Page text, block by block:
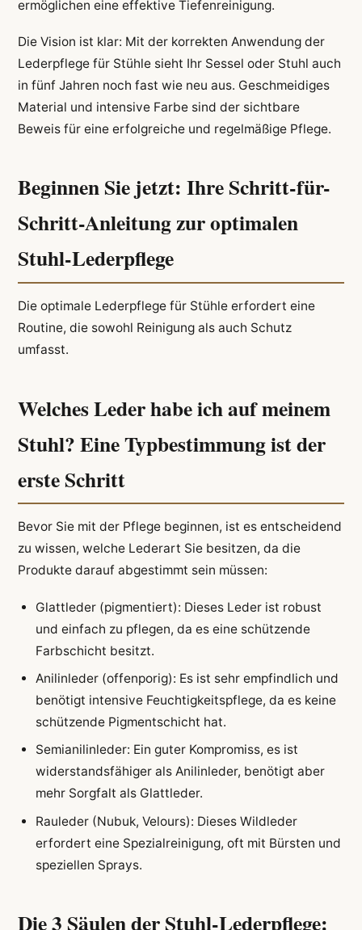
ermöglichen eine effektive Tiefenreinigung.
Die Vision ist klar: Mit der korrekten Anwendung der
Lederpflege für Stühle sieht Ihr Sessel oder Stuhl auch
in fünf Jahren noch fast wie neu aus. Geschmeidiges
Material und intensive Farbe sind der sichtbare
Beweis für eine erfolgreiche und regelmäßige Pflege.
Beginnen Sie jetzt: Ihre Schritt-für-
Schritt-Anleitung zur optimalen
Stuhl-Lederpflege
Die optimale Lederpflege für Stühle erfordert eine
Routine, die sowohl Reinigung als auch Schutz
umfasst.
Welches Leder habe ich auf meinem
Stuhl? Eine Typbestimmung ist der
erste Schritt
Bevor Sie mit der Pflege beginnen, ist es entscheidend
zu wissen, welche Lederart Sie besitzen, da die
Produkte darauf abgestimmt sein müssen:
Glattleder (pigmentiert): Dieses Leder ist robust
und einfach zu pflegen, da es eine schützende
Farbschicht besitzt.
Anilinleder (offenporig): Es ist sehr empfindlich und
benötigt intensive Feuchtigkeitspflege, da es keine
schützende Pigmentschicht hat.
Semianilinleder: Ein guter Kompromiss, es ist
widerstandsfähiger als Anilinleder, benötigt aber
mehr Sorgfalt als Glattleder.
Rauleder (Nubuk, Velours): Dieses Wildleder
erfordert eine Spezialreinigung, oft mit Bürsten und
speziellen Sprays.
Die 3 Säulen der Stuhl-Lederpflege: